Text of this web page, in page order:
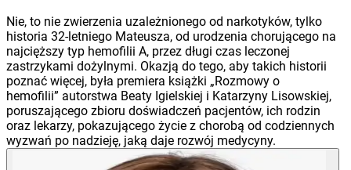
Nie, to nie zwierzenia uzależnionego od narkotyków, tylko
historia 32-letniego Mateusza, od urodzenia chorującego na
najcięższy typ hemofilii A, przez długi czas leczonej
zastrzykami dożylnymi. Okazją do tego, aby takich historii
poznać więcej, była premiera książki „Rozmowy o
hemofilii” autorstwa Beaty Igielskiej i Katarzyny Lisowskiej,
poruszającego zbioru doświadczeń pacjentów, ich rodzin
oraz lekarzy, pokazującego życie z chorobą od codziennych
wyzwań po nadzieję, jaką daje rozwój medycyny.